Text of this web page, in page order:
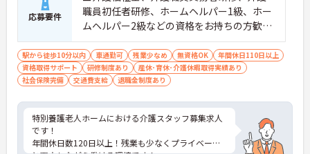
応募要件
職員初任者研修、ホームヘルパー1級、ホー
ムヘルパー2級などの資格をお持ちの方歓
迎、無資格の方もご相談ください。 ※経験
者尚可
駅から徒歩10分以内 車通勤可 残業少なめ 無資格OK
年間休日110日以上
資格取得サポート
研修制度あり
産休･育休･介護休暇取得実績あり
社会保険完備
交通費支給 退職金制度あり
特別養護老人ホームにおける介護スタッフ募集求人
です！
年間休日数120日以上！残業も少なくプライベート